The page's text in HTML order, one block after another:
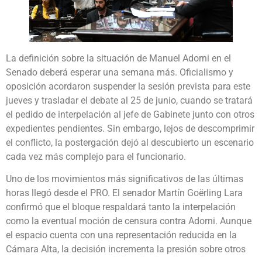
La definición sobre la situación de Manuel Adorni en el
Senado deberá esperar una semana más. Oficialismo y
oposición acordaron suspender la sesión prevista para este
jueves y trasladar el debate al 25 de junio, cuando se tratará
el pedido de interpelación al jefe de Gabinete junto con otros
expedientes pendientes. Sin embargo, lejos de descomprimir
el conflicto, la postergación dejó al descubierto un escenario
cada vez más complejo para el funcionario.
Uno de los movimientos más significativos de las últimas
horas llegó desde el PRO. El senador Martín Goërling Lara
confirmó que el bloque respaldará tanto la interpelación
como la eventual moción de censura contra Adorni. Aunque
el espacio cuenta con una representación reducida en la
Cámara Alta, la decisión incrementa la presión sobre otros